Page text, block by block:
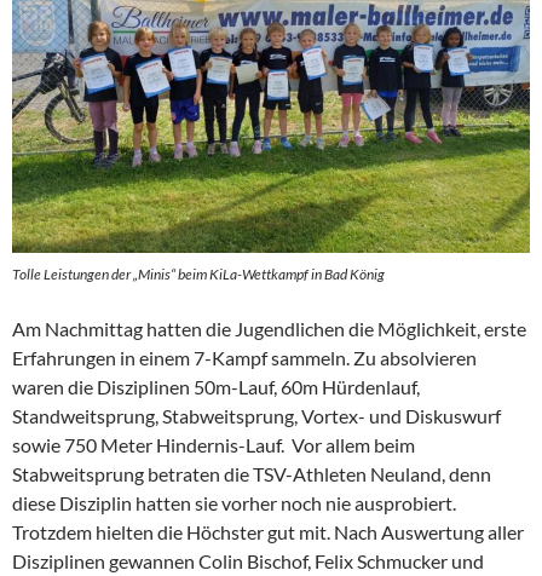
Tolle Leistungen der „Minis“ beim KiLa-Wettkampf in Bad König
Am Nachmittag hatten die Jugendlichen die Möglichkeit, erste
Erfahrungen in einem 7-Kampf sammeln. Zu absolvieren
waren die Disziplinen 50m-Lauf, 60m Hürdenlauf,
Standweitsprung, Stabweitsprung, Vortex- und Diskuswurf
sowie 750 Meter Hindernis-Lauf. Vor allem beim
Stabweitsprung betraten die TSV-Athleten Neuland, denn
diese Disziplin hatten sie vorher noch nie ausprobiert.
Trotzdem hielten die Höchster gut mit. Nach Auswertung aller
Disziplinen gewannen Colin Bischof, Felix Schmucker und